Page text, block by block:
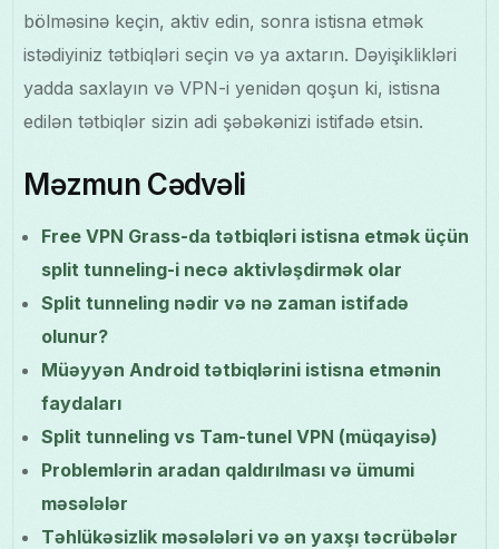
bölməsinə keçin, aktiv edin, sonra istisna etmək
istədiyiniz tətbiqləri seçin və ya axtarın. Dəyişiklikləri
yadda saxlayın və VPN-i yenidən qoşun ki, istisna
edilən tətbiqlər sizin adi şəbəkənizi istifadə etsin.
Məzmun Cədvəli
Free VPN Grass-da tətbiqləri istisna etmək üçün
split tunneling-i necə aktivləşdirmək olar
Split tunneling nədir və nə zaman istifadə
olunur?
Müəyyən Android tətbiqlərini istisna etmənin
faydaları
Split tunneling vs Tam-tunel VPN (müqayisə)
Problemlərin aradan qaldırılması və ümumi
məsələlər
Təhlükəsizlik məsələləri və ən yaxşı təcrübələr